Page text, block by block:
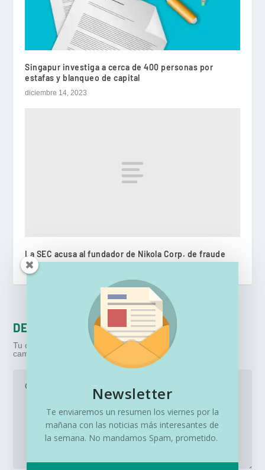
Singapur investiga a cerca de 400 personas por
estafas y blanqueo de capital
diciembre 14, 2023
La SEC acusa al fundador de Nikola Corp. de fraude
julio 29, 2021
DEJA UNA RESPUESTA
Tu dirección de correo electrónico no será publicada.
campos obligatorios están marcados con
Newsletter
Te enviaremos un resumen los viernes por la
mañana con las noticias más interesantes de
la semana. No mandamos Spam, prometido.